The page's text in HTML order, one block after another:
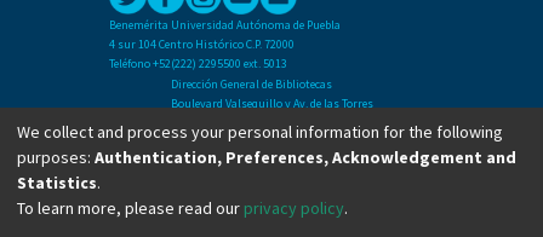
Benemérita Universidad Autónoma de Puebla
4 sur 104 Centro Histórico C.P. 72000
Teléfono +52(222) 2295500 ext. 5013
Dirección General de Bibliotecas
Boulevard Valsequillo y Av. de las Torres
Ciudad Universitaria. Col. San Manuel
C.P. 72570
Teléfono +52 (222) 2295500 Ext 2901
We collect and process your personal information for the following
purposes: Authentication, Preferences, Acknowledgement and
Statistics.
To learn more, please read our privacy policy.